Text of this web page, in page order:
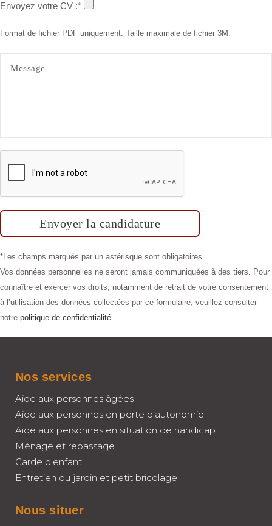
Envoyez votre CV :*
Format de fichier PDF uniquement. Taille maximale de fichier 3M.
*Les champs marqués par un astérisque sont obligatoires.
Vos données personnelles ne seront jamais communiquées à des tiers. Pour
connaître et exercer vos droits, notamment de retrait de votre consentement
à l’utilisation des données collectées par ce formulaire, veuillez consulter
notre politique de confidentialité.
Nos services
Aide aux personnes âgées
Aide aux personnes en perte d’autonomie
Aide aux personnes en situation de handicap
Ménage et repassage
Garde d’enfant
Entretien du jardin et petit bricolage
Nous situer